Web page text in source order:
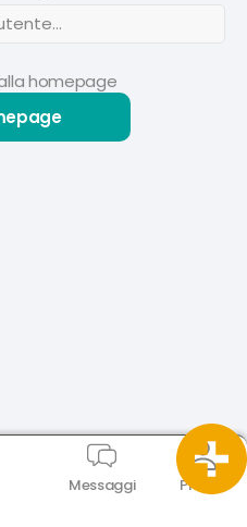
Messaggi Profilo
homepage